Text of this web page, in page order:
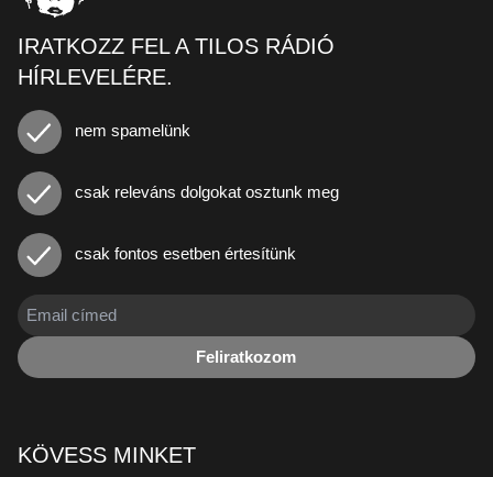
IRATKOZZ FEL A TILOS RÁDIÓ
HÍRLEVELÉRE.
nem spamelünk
csak releváns dolgokat osztunk meg
csak fontos esetben értesítünk
Feliratkozom
KÖVESS MINKET